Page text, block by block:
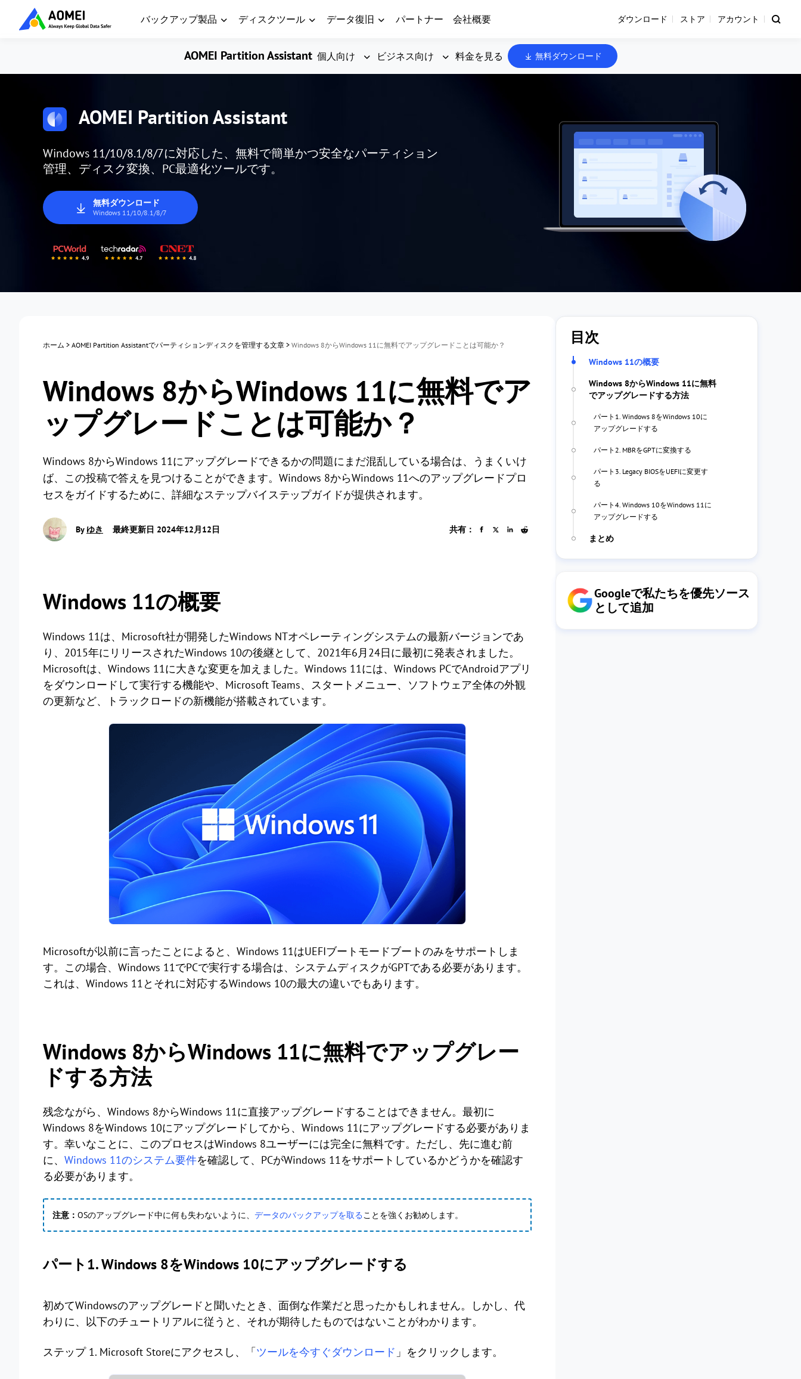
バックアップ製品 ディスクツール データ復旧 パートナー 会社概要 ダウンロード ストア アカウント
AOMEI Partition Assistant 個人向け ビジネス向け 料金を見る 無料ダウンロード
AOMEI Partition Assistant
Windows 11/10/8.1/8/7に対応した、無料で簡単かつ安全なパーティション
管理、ディスク変換、PC最適化ツールです。
無料ダウンロード
Windows 11/10/8.1/8/7
ホーム > AOMEI Partition Assistantでパーティションディスクを管理する文章 > Windows 8からWindows 11に無料でアップグレードことは可能か？
Windows 8からWindows 11に無料でア
ップグレードことは可能か？
Windows 8からWindows 11にアップグレードできるかの問題にまだ混乱している場合は、うまくいけ
ば、この投稿で答えを見つけることができます。Windows 8からWindows 11へのアップグレードプロ
セスをガイドするために、詳細なステップバイステップガイドが提供されます。
By ゆき 最終更新日 2024年12月12日 共有：
Windows 11の概要
Windows 11は、Microsoft社が開発したWindows NTオペレーティングシステムの最新バージョンであ
り、2015年にリリースされたWindows 10の後継として、2021年6月24日に最初に発表されました。
Microsoftは、Windows 11に大きな変更を加えました。Windows 11には、Windows PCでAndroidアプリ
をダウンロードして実行する機能や、Microsoft Teams、スタートメニュー、ソフトウェア全体の外観
の更新など、トラックロードの新機能が搭載されています。
Microsoftが以前に言ったことによると、Windows 11はUEFIブートモードブートのみをサポートしま
す。この場合、Windows 11でPCで実行する場合は、システムディスクがGPTである必要があります。
これは、Windows 11とそれに対応するWindows 10の最大の違いでもあります。
Windows 8からWindows 11に無料でアップグレー
ドする方法
残念ながら、Windows 8からWindows 11に直接アップグレードすることはできません。最初に
Windows 8をWindows 10にアップグレードしてから、Windows 11にアップグレードする必要がありま
す。幸いなことに、このプロセスはWindows 8ユーザーには完全に無料です。ただし、先に進む前
に、 Windows 11のシステム要件を確認して、PCがWindows 11をサポートしているかどうかを確認す
る必要があります。
注意： OSのアップグレード中に何も失わないように、 データのバックアップを取ることを強くお勧めします。
パート1. Windows 8をWindows 10にアップグレードする
初めてWindowsのアップグレードと聞いたとき、面倒な作業だと思ったかもしれません。しかし、代
わりに、以下のチュートリアルに従うと、それが期待したものではないことがわかります。
ステップ 1. Microsoft Storeにアクセスし、「ツールを今すぐダウンロード 」をクリックします。
目次
Windows 11の概要
Windows 8からWindows 11に無料
でアップグレードする方法
パート1. Windows 8をWindows 10に
アップグレードする
パート2. MBRをGPTに変換する
パート3. Legacy BIOSをUEFIに変更す
る
パート4. Windows 10をWindows 11に
アップグレードする
まとめ
Googleで私たちを優先ソース
として追加